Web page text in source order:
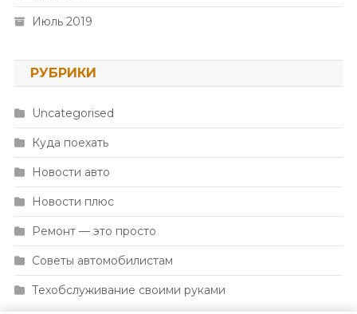
Июль 2019
РУБРИКИ
Uncategorised
Куда поехать
Новости авто
Новости плюс
Ремонт — это просто
Советы автомобилистам
Техобслуживание своими руками